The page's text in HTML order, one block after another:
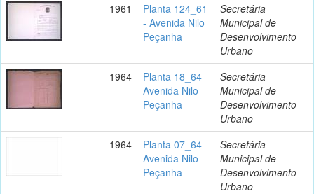
1961
Planta 124_61
- Avenida Nilo
Peçanha
Secretária
Municipal de
Desenvolvimento
Urbano
1964
Planta 18_64 -
Avenida Nilo
Peçanha
Secretária
Municipal de
Desenvolvimento
Urbano
1964
Planta 07_64 -
Avenida Nilo
Peçanha
Secretária
Municipal de
Desenvolvimento
Urbano